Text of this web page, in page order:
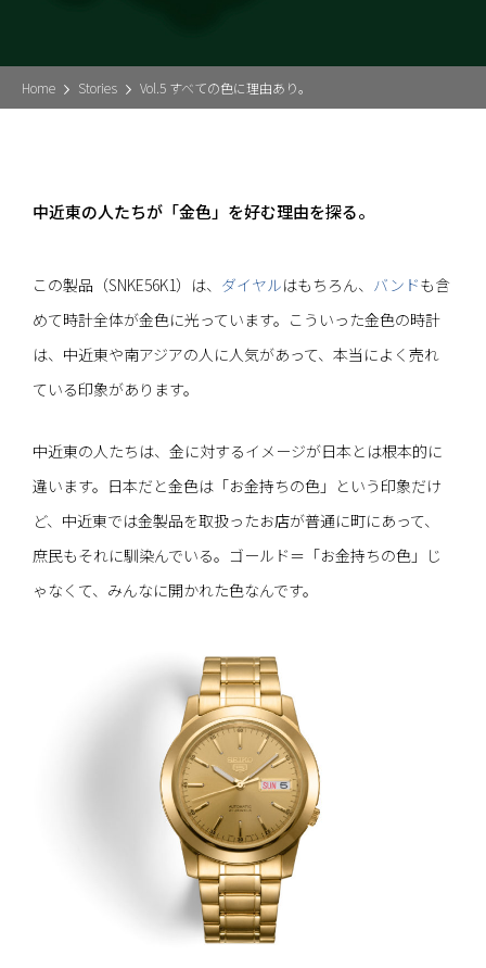
Home Stories Vol.5 すべての色に理由あり。
中近東の人たちが「金色」を好む理由を探る。
この製品（SNKE56K1）は、 ダイヤルはもちろん、 バンドも含
めて時計全体が金色に光っています。こういった金色の時計
は、中近東や南アジアの人に人気があって、本当によく売れ
ている印象があります。
中近東の人たちは、金に対するイメージが日本とは根本的に
違います。日本だと金色は「お金持ちの色」という印象だけ
ど、中近東では金製品を取扱ったお店が普通に町にあって、
庶民もそれに馴染んでいる。ゴールド＝「お金持ちの色」じ
ゃなくて、みんなに開かれた色なんです。